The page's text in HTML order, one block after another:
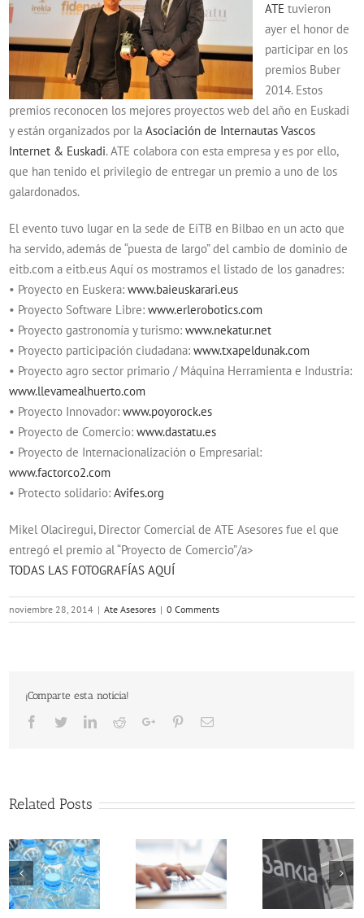
ATE tuvieron
ayer el honor de
participar en los
premios Buber
2014. Estos
premios reconocen los mejores proyectos web del año en Euskadi
y están organizados por laAsociación de Internautas Vascos
Internet & Euskadi. ATE colabora con esta empresa y es por ello,
que han tenido el privilegio de entregar un premio a uno de los
galardonados.
El evento tuvo lugar en la sede de EiTB en Bilbao en un acto que
ha servido, además de “puesta de largo” del cambio de dominio de
eitb.com a eitb.eus Aquí os mostramos el listado de los ganadres:
• Proyecto en Euskera:www.baieuskarari.eus
• Proyecto Software Libre:www.erlerobotics.com
• Proyecto gastronomía y turismo:www.nekatur.net
• Proyecto participación ciudadana:www.txapeldunak.com
• Proyecto agro sector primario / Máquina Herramienta e Industria:
www.llevamealhuerto.com
• Proyecto Innovador:www.poyorock.es
• Proyecto de Comercio: www.dastatu.es
• Proyecto de Internacionalización o Empresarial:
www.factorco2.com
• Protecto solidario:Avifes.org
Mikel Olaciregui, Director Comercial de ATE Asesores fue el que
entregó el premio al “Proyecto de Comercio”/a>
TODAS LAS FOTOGRAFÍAS AQUÍ
noviembre 28, 2014 | Ate Asesores | 0 Comments
¡Comparte esta noticia!
Facebook
TwitterLinkedIn
RedditGoogle+PinterestEmail
Related Posts
Obligación
legal para
implantar
Tribunal
avalar la
nulidad de la
compra de
acciones de
Bankia
Jornada
sobre
Eroski y